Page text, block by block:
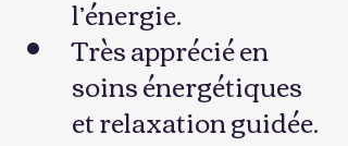
l’énergie.
Très apprécié en
soins énergétiques
et relaxation guidée.